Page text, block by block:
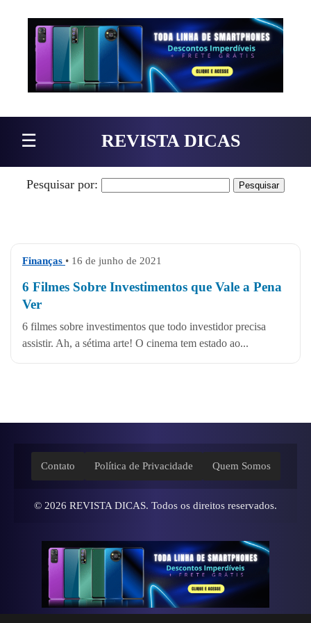
Pular para o conteúdo
☰ REVISTA DICAS
Pesquisar por:
Finanças • 16 de junho de 2021
6 Filmes Sobre Investimentos que Vale a Pena
Ver
6 filmes sobre investimentos que todo investidor precisa
assistir. Ah, a sétima arte! O cinema tem estado ao...
Contato Política de Privacidade Quem Somos
© 2026 REVISTA DICAS. Todos os direitos reservados.